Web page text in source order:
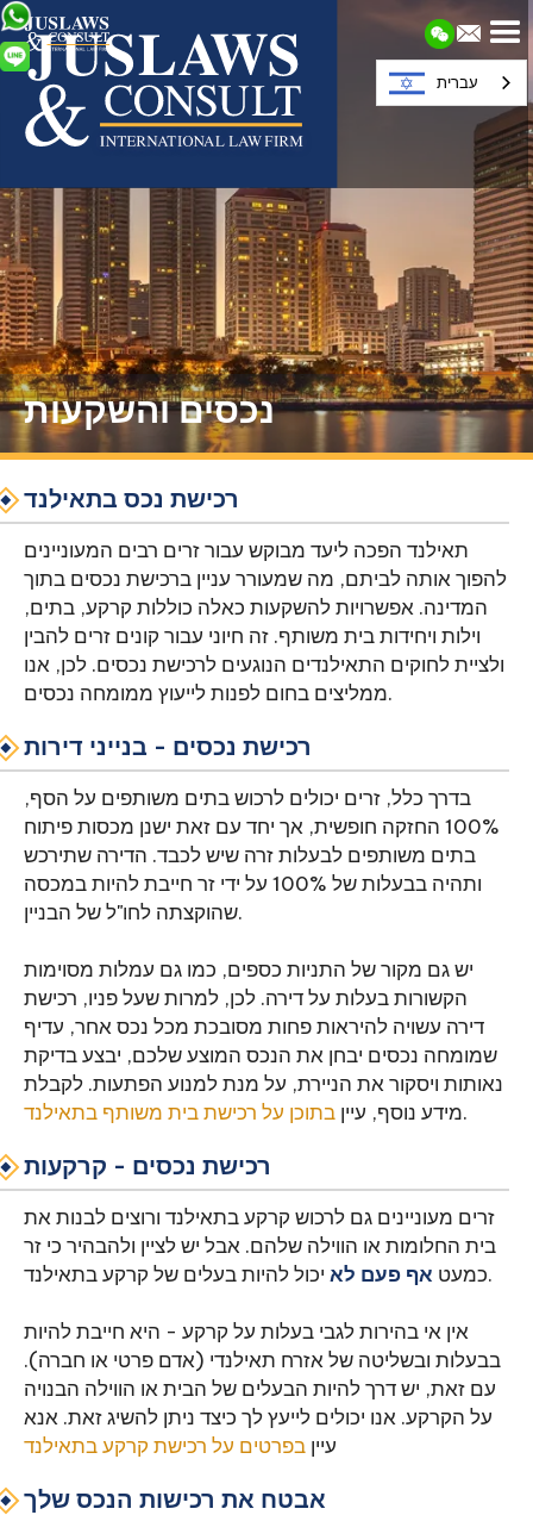
נכסים והשקעות
רכישת נכס בתאילנד
תאילנד הפכה ליעד מבוקש עבור זרים רבים המעוניינים
להפוך אותה לביתם, מה שמעורר עניין ברכישת נכסים בתוך
המדינה. אפשרויות להשקעות כאלה כוללות קרקע, בתים,
וילות ויחידות בית משותף. זה חיוני עבור קונים זרים להבין
ולציית לחוקים התאילנדים הנוגעים לרכישת נכסים. לכן, אנו
ממליצים בחום לפנות לייעוץ ממומחה נכסים.
רכישת נכסים - בנייני דירות
בדרך כלל, זרים יכולים לרכוש בתים משותפים על הסף,
100% החזקה חופשית, אך יחד עם זאת ישנן מכסות פיתוח
בתים משותפים לבעלות זרה שיש לכבד. הדירה שתירכש
ותהיה בבעלות של 100% על ידי זר חייבת להיות במכסה
שהוקצתה לחו"ל של הבניין.
יש גם מקור של התניות כספים, כמו גם עמלות מסוימות
הקשורות בעלות על דירה. לכן, למרות שעל פניו, רכישת
דירה עשויה להיראות פחות מסובכת מכל נכס אחר, עדיף
שמומחה נכסים יבחן את הנכס המוצע שלכם, יבצע בדיקת
נאותות ויסקור את הניירת, על מנת למנוע הפתעות. לקבלת
מידע נוסף, עיין בתוכן על רכישת בית משותף בתאילנד .
רכישת נכסים - קרקעות
זרים מעוניינים גם לרכוש קרקע בתאילנד ורוצים לבנות את
בית החלומות או הווילה שלהם. אבל יש לציין ולהבהיר כי זר
כמעט אף פעם לא יכול להיות בעלים של קרקע בתאילנד.
אין אי בהירות לגבי בעלות על קרקע - היא חייבת להיות
בבעלות ובשליטה של אזרח תאילנדי (אדם פרטי או חברה).
עם זאת, יש דרך להיות הבעלים של הבית או הווילה הבנויה
על הקרקע. אנו יכולים לייעץ לך כיצד ניתן להשיג זאת. אנא
עיין בפרטים על רכישת קרקע בתאילנד
אבטח את רכישות הנכס שלך
עברית